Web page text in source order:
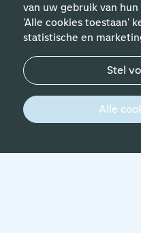
van uw gebruik van
'Alle cookies toestaan'
statistische en
Stel
Alle
Vakgebieden
Contact
© 2026 Werken bij Schiphol